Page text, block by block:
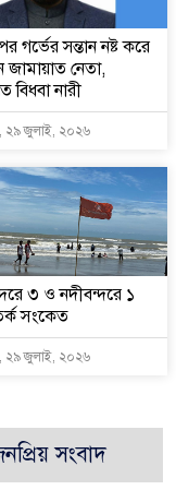
গর্ভের সন্তান নষ্ট করে
জামায়াত নেতা,
নারী
২৯ জুলাই, ২০২৬
৩ ও নদীবন্দরে ১
সংকেত
২৯ জুলাই, ২০২৬
সংবাদ